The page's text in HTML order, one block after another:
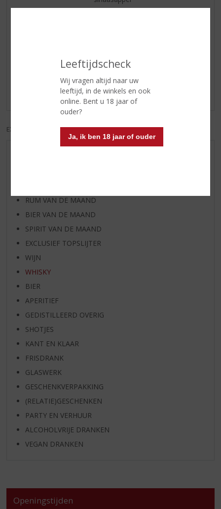
Leeftijdscheck
Wij vragen altijd naar uw
leeftijd, in de winkels en ook
online. Bent u 18 jaar of
ouder?
Ja, ik ben 18 jaar of ouder
Reviews
Schrijf een review
Er zijn nog geen reviews geplaatst voor dit product
EXCL. BTW INCL. BTW
RUM VAN DE MAAND
BIER VAN DE MAAND
SPIRIT VAN DE MAAND
EXCLUSIEF TOPSLIJTER
WIJN
WHISKY
BIER
APERITIEF
GEDISTILLEERD OVERIG
SHOTJES
KANT EN KLAAR
FRISDRANK
GLASWERK
GESCHENKVERPAKKING
(RELATIE)GESCHENKEN
PARTY EN VERHUUR
ALCOHOLVRIJE DRANKEN
VEGAN DRANKEN
Openingstijden